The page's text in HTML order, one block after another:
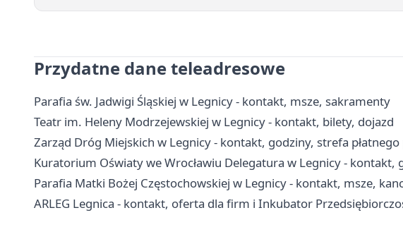
Przydatne dane teleadresowe
Parafia św. Jadwigi Śląskiej w Legnicy - kontakt, msze, sakramenty
Teatr im. Heleny Modrzejewskiej w Legnicy - kontakt, bilety, dojazd
Zarząd Dróg Miejskich w Legnicy - kontakt, godziny, strefa
Kuratorium Oświaty we Wrocławiu Delegatura w Legnicy - kontakt,
Parafia Matki Bożej Częstochowskiej w Legnicy - kontakt, msze,
ARLEG Legnica - kontakt, oferta dla firm i Inkubator